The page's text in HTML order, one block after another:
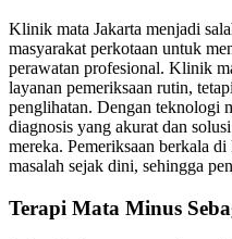
Klinik mata Jakarta menjadi
masyarakat perkotaan untuk
perawatan profesional. Klinik
layanan pemeriksaan rutin,
penglihatan. Dengan teknologi
diagnosis yang akurat dan
mereka. Pemeriksaan berkala
masalah sejak dini, sehingga
Terapi Mata Minus